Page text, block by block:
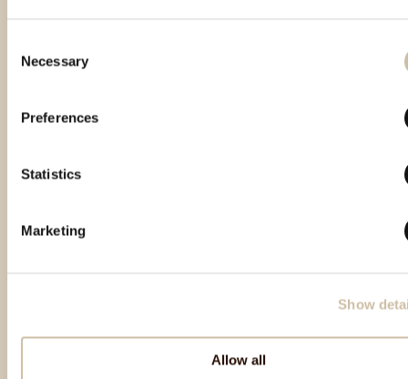
Selection
Necessary
Preferences
Statistics
Marketing
Show
Allow all
Europe Wine&Spirit Trophy